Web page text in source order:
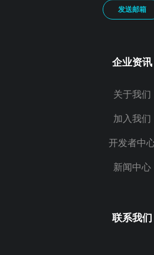
发送邮箱
企业资讯
关于我们
加入我们
开发者中
新闻中心
联系我们